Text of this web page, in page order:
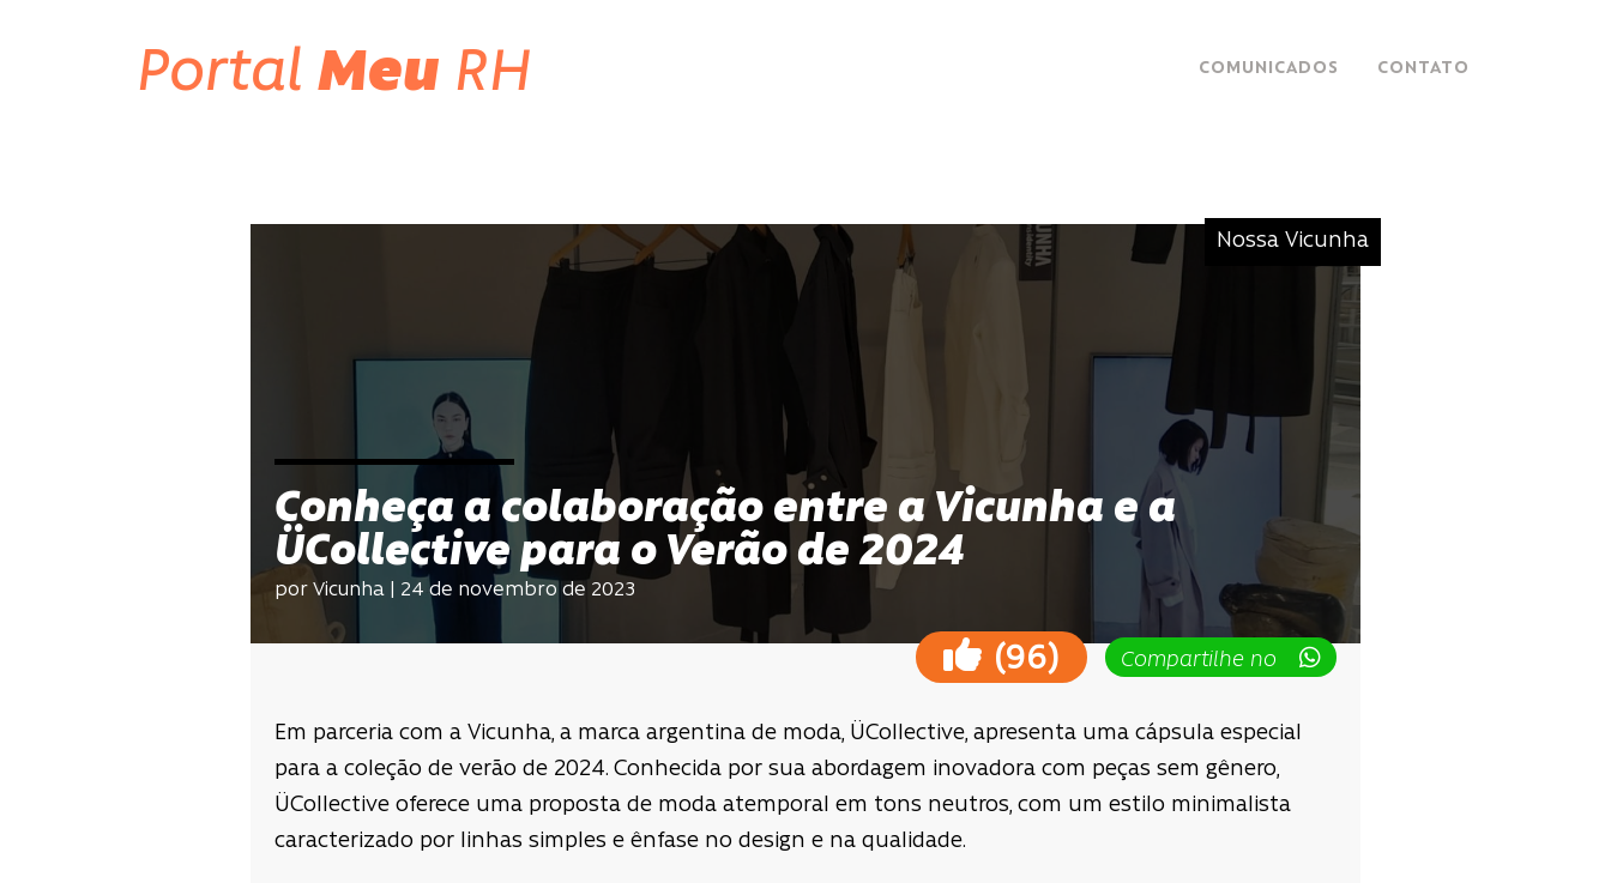
Portal Meu RH COMUNICADOS CONTATO
Nossa Vicunha
Conheça a colaboração entre a Vicunha e a
ÜCollective para o Verão de 2024
por Vicunha | 24 de novembro de 2023
Compartilhe no
(96)
Em parceria com a Vicunha, a marca argentina de moda, ÜCollective, apresenta uma cápsula especial
para a coleção de verão de 2024. Conhecida por sua abordagem inovadora com peças sem gênero,
ÜCollective oferece uma proposta de moda atemporal em tons neutros, com um estilo minimalista
caracterizado por linhas simples e ênfase no design e na qualidade.